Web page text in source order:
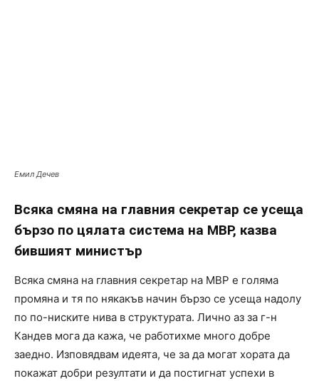
Емил Дечев
Всяка смяна на главния секретар се усеща
бързо по цялата система на МВР, казва
бившият министър
Всяка смяна на главния секретар на МВР е голяма
промяна и тя по някакъв начин бързо се усеща надолу
по по-ниските нива в структурата. Лично аз за г-н
Кандев мога да кажа, че работихме много добре
заедно. Изповядвам идеята, че за да могат хората да
покажат добри резултати и да постигнат успехи в